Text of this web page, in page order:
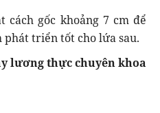
gốc khoảng 7 cm để
phát triển tốt cho lứa sau.
lương thực chuyên khoa